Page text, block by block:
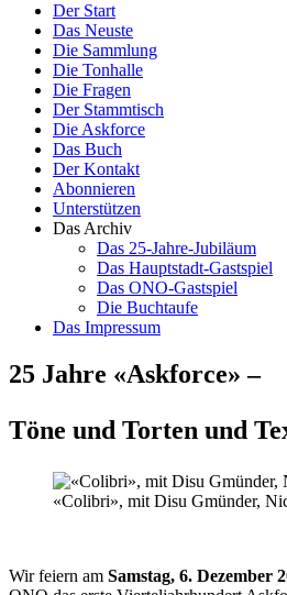
Der Start
Das Neuste
Die Sammlung
Die Tonhalle
Die Fragen
Der Stammtisch
Die Askforce
Das Buch
Der Kontakt
Abonnieren
Unterstützen
Das Archiv
Das 25-Jahre-Jubiläum
Das Hauptstadt-Gastspiel
Das ONO-Gastspiel
Die Buchtaufe
Das Impressum
25 Jahre «Askforce» –
Töne und Torten und
«Colibri», mit Disu Gmünder,
Wir feiern am Samstag, 6. Dezember